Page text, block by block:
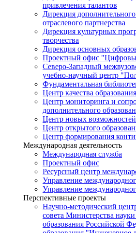
привлечения талантов
Дирекция
отраслевого партнерства
Дирекция культурных
творчества
Дирекция основных
Проектный офис
Северо-Западный
учебно-научный центр
Фундаментальная
Центр качества образования
Центр мониторинга и
дополнительного
Центр новых возможностей
Центр открытого
Центр формирования
Международная деятельность
Международная служба
Проектный офис
Ресурсный центр
Управление
Управление
Перспективные проекты
Научно-методический
совета Министерства
образования Российской